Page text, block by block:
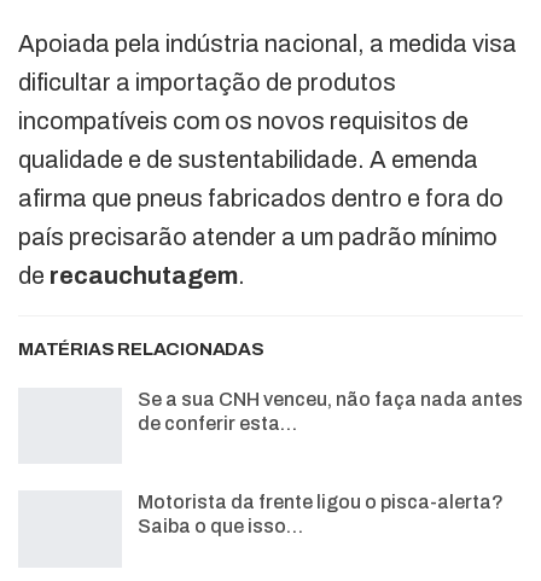
Apoiada pela indústria nacional, a medida visa
dificultar a importação de produtos
incompatíveis com os novos requisitos de
qualidade e de sustentabilidade. A emenda
afirma que pneus fabricados dentro e fora do
país precisarão atender a um padrão mínimo
de recauchutagem.
MATÉRIAS RELACIONADAS
Se a sua CNH venceu, não faça nada antes
de conferir esta…
Motorista da frente ligou o pisca-alerta?
Saiba o que isso…